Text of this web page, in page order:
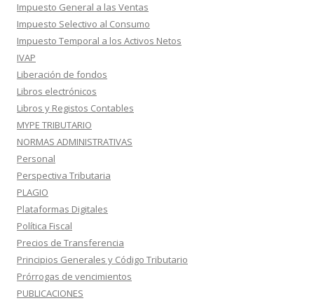
Impuesto General a las Ventas
Impuesto Selectivo al Consumo
Impuesto Temporal a los Activos Netos
IVAP
Liberación de fondos
Libros electrónicos
Libros y Registos Contables
MYPE TRIBUTARIO
NORMAS ADMINISTRATIVAS
Personal
Perspectiva Tributaria
PLAGIO
Plataformas Digitales
Política Fiscal
Precios de Transferencia
Principios Generales y Código Tributario
Prórrogas de vencimientos
PUBLICACIONES